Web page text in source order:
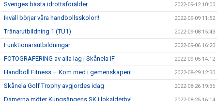
Sveriges bästa idrottsförälder 2022-09-12 10:00
Ikväll börjar våra handbollsskolor!! 2022-09-09 11:52
Tränarutbildning 1 (TU1) 2022-09-08 15:43
Funktionärsutbildningar 2022-09-06 16:20
FOTOGRAFERING av alla lag i Skånela IF 2022-09-05 14:12
Handboll Fitness – Kom med i gemenskapen! 2022-08-29 12:30
Skånela Golf Trophy avgjordes idag 2022-08-26 19:36
Damerna möter Kungsängens SK i lokalderby!